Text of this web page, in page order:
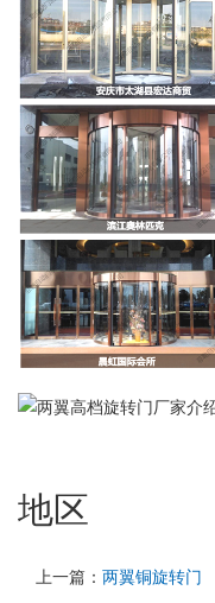
地区
上一篇： 两翼铜旋转门